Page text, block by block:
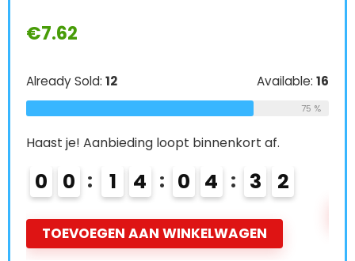
€7.62
Already Sold: 12 Available: 16
75 %
Haast je! Aanbieding loopt binnenkort af.
0 0 1 4 0 4 3 1
2
TOEVOEGEN AAN WINKELWAGEN